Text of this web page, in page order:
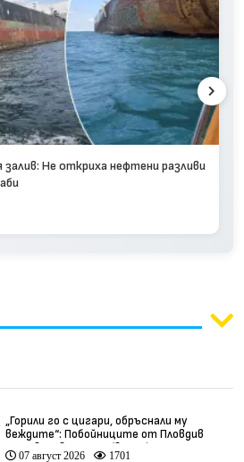
залив: Не откриха нефтени разливи
„Горили го с цигари, обръснали му
веждите“: Побойниците от Пловдив
остават в ареста (видео)
07 август 2026 1701